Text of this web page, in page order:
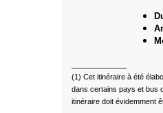
(1) Cet itinéraire à été
dans certains pays et bus
itinéraire doit évidemment